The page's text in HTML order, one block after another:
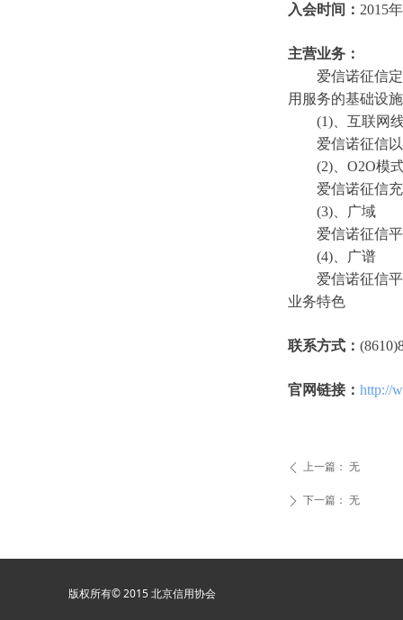
入会时间： 2015
主营业务：
爱信诺征信
用服务的基础设
(1)、互联网
爱信诺征信
(2)、O2O模
爱信诺征信
(3)、广域
爱信诺征信
(4)、广谱
爱信诺征信
业务特色
联系方式：
官网链接： http://
ꄴ 上一篇： 无
ꄲ 下一篇： 无
版权所有© 2015 北京信用协会